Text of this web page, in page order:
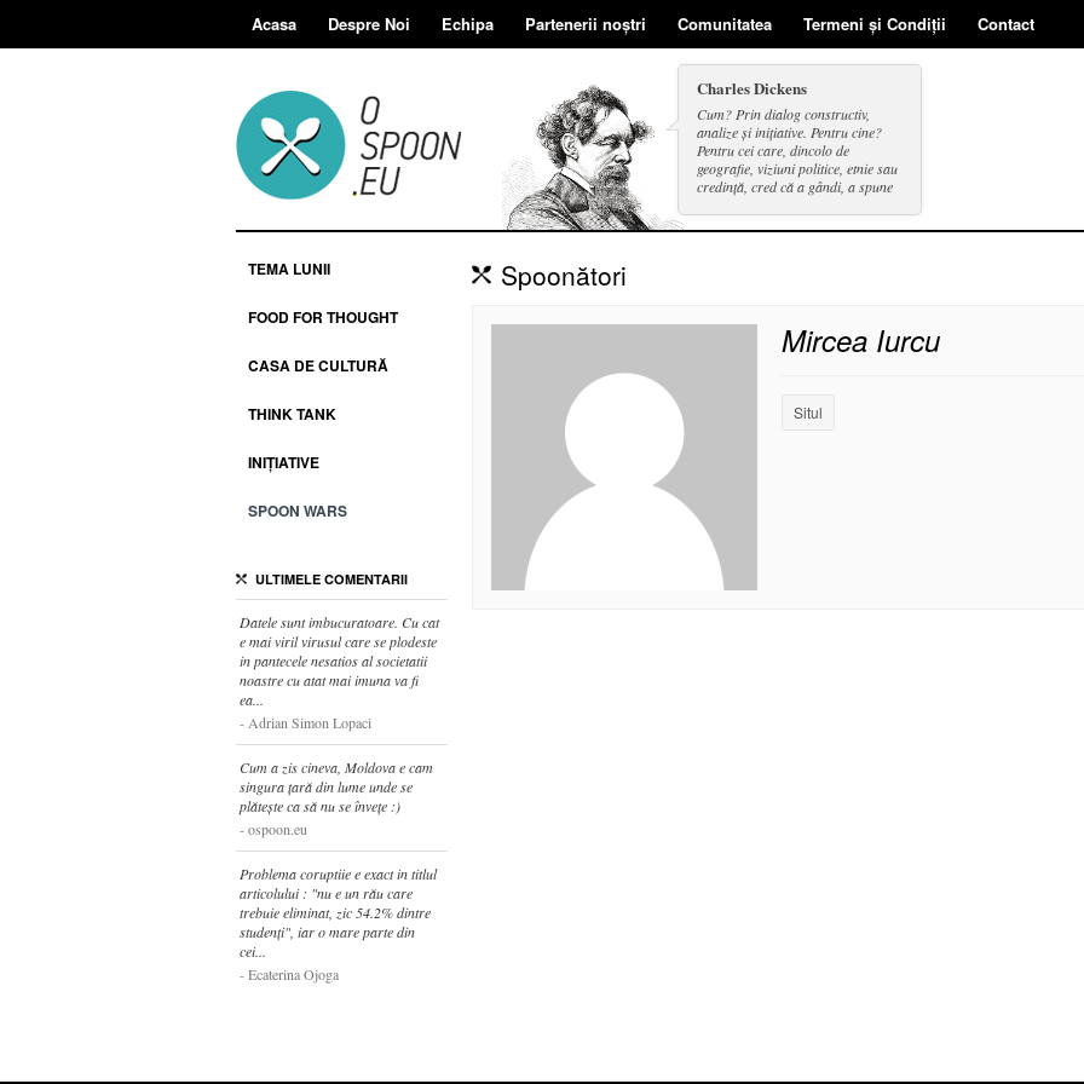
Acasa Despre Noi Echipa Partenerii noștri Comunitatea Termeni și Condiții Contact
Charles Dickens
Cum? Prin dialog constructiv,
analize și inițiative. Pentru cine?
Pentru cei care, dincolo de
geografie, viziuni politice, etnie sau
credință, cred că a gândi, a spune
TEMA LUNII
FOOD FOR THOUGHT
CASA DE CULTURĂ
THINK TANK
INIȚIATIVE
SPOON WARS
ULTIMELE COMENTARII
Datele sunt imbucuratoare. Cu cat
e mai viril virusul care se plodeste
in pantecele nesatios al societatii
noastre cu atat mai imuna va fi
ea...
Adrian Simon Lopaci
Cum a zis cineva, Moldova e cam
singura țară din lume unde se
plătește ca să nu se învețe :)
ospoon.eu
Problema coruptiie e exact in titlul
articolului : "nu e un rău care
trebuie eliminat, zic 54.2% dintre
studenți", iar o mare parte din
cei...
Ecaterina Ojoga
Spoonători
Mircea Iurcu
Situl